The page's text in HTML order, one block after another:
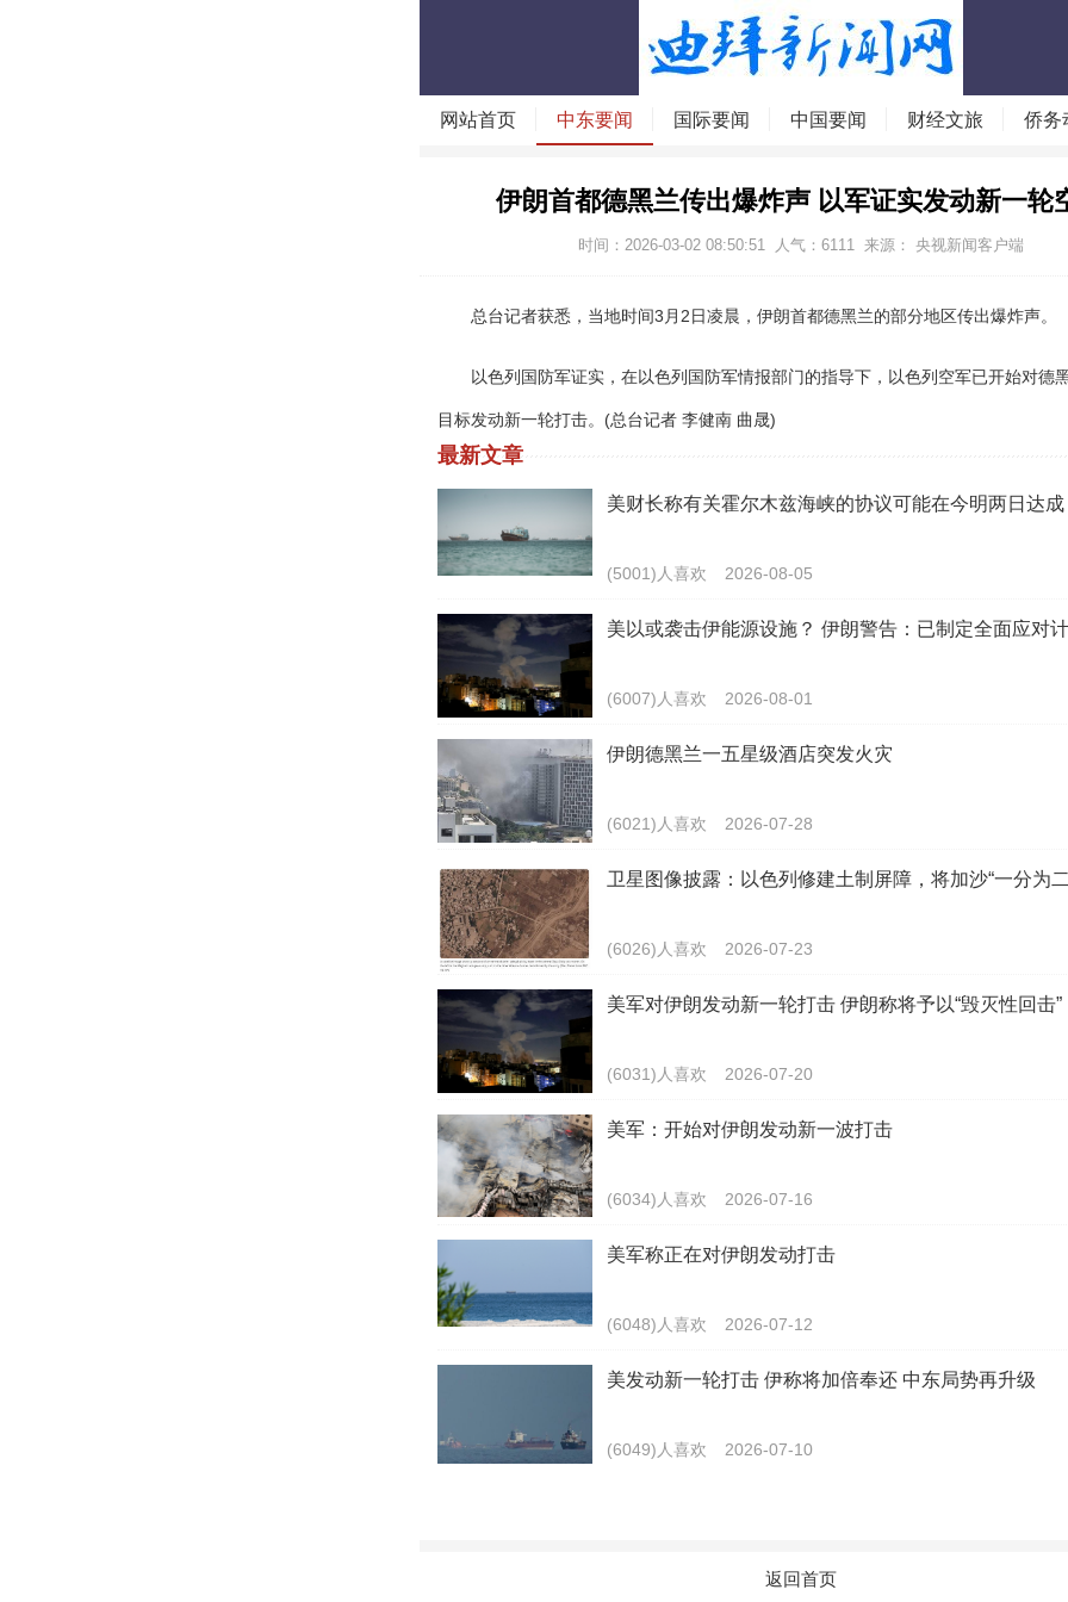
网站首页 中东要闻 国际要闻 中国要闻 财经文旅 侨务
伊朗首都德黑兰传出爆炸声 以军证实发动新一轮
时间：2026-03-02 08:50:51 人气： 6111 来源： 央视新闻客户端
总台记者获悉，当地时间3月2日凌晨，伊朗首都德黑兰的部分地区传出爆炸声。
以色列国防军证实，在以色列国防军情报部门的指导下，以色列空军已开始对德
目标发动新一轮打击。(总台记者 李健南 曲晟)
最新文章
美财长称有关霍尔木兹海峡的协议可能在今明两日达成
(5001)人喜欢 2026-08-05
美以或袭击伊能源设施？ 伊朗警告：已制定全面应对
(6007)人喜欢 2026-08-01
伊朗德黑兰一五星级酒店突发火灾
(6021)人喜欢 2026-07-28
卫星图像披露：以色列修建土制屏障，将加沙“一分为
(6026)人喜欢 2026-07-23
美军对伊朗发动新一轮打击 伊朗称将予以“毁灭性回击”
(6031)人喜欢 2026-07-20
美军：开始对伊朗发动新一波打击
(6034)人喜欢 2026-07-16
美军称正在对伊朗发动打击
(6048)人喜欢 2026-07-12
美发动新一轮打击 伊称将加倍奉还 中东局势再升级
(6049)人喜欢 2026-07-10
返回首页